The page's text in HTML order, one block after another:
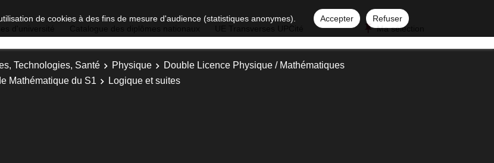
de cookies à des fins de mesure d'audience (statistiques anonymes). Accepter
Refuser
Ma sélection
Technologies, Santé Physique
Double Licence Physique / Mathématiques
Mathématique du S1 Logique et suites